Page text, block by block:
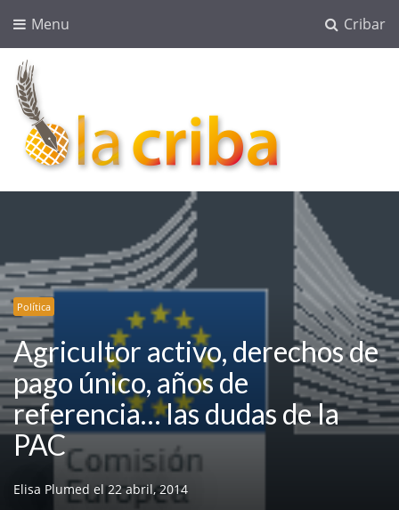
Cribar
Menu
lacriba.net
Política
Agricultor activo, derechos de
pago único, años de
referencia… las dudas de la
PAC
Elisa Plumed el 22 abril, 2014